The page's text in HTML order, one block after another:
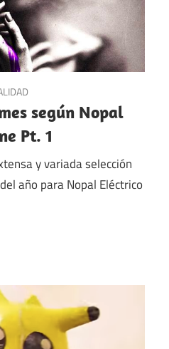
según Nopal
Pt. 1
y variada selección
año para Nopal Eléctrico